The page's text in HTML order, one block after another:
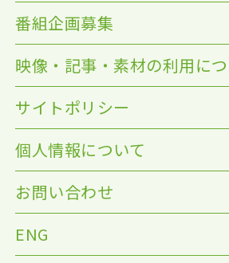
番組企画募集
映像・記事・素材の利用に
サイトポリシー
個人情報について
お問い合わせ
ENG